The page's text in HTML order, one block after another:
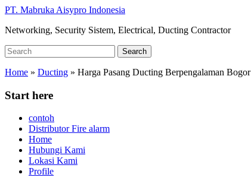
Skip
main
PT. Mabruka Aisypro Indonesia
Networking, Security Sistem, Electrical, Ducting Contractor
Search
for:
Search
Home » Ducting » Harga Pasang Ducting Berpengalaman Bogor
Start here
contoh
Distributor Fire alarm
Home
Hubungi Kami
Lokasi Kami
Profile